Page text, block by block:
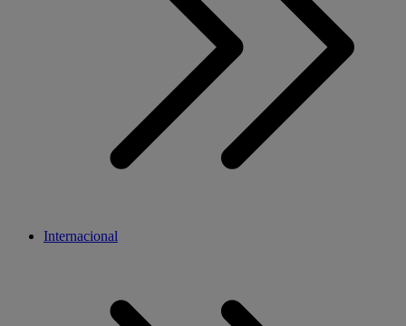
Internacional